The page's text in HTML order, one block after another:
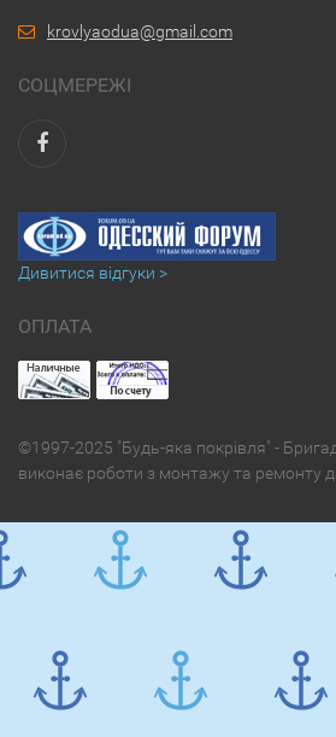
krovlyaodua@gmail.com
СОЦМЕРЕЖІ
Дивитися відгуки >
ОПЛАТА
©1997-2025 "Будь-яка покрівля" -
виконає роботи з монтажу та ремонту